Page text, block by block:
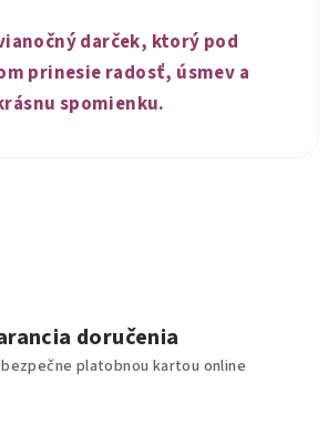
darček, ktorý pod
prinesie radosť, úsmev a
spomienku.
doručenia
platobnou kartou online